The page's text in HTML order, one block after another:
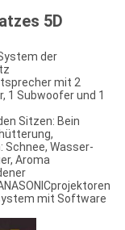
5D
der
mit 2
1 Subwoofer und 1
Sitzen: Bein
Schnee, Wasser-
Aroma
mit Software